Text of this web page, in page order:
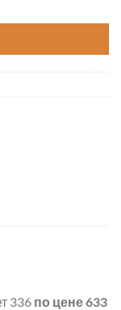
336 по цене 633